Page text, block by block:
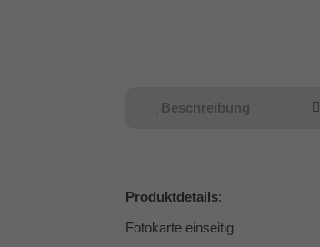
Beschreibung
Produktdetails:
Fotokarte einseitig